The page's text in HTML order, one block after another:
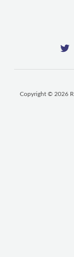
Copyright © 2026